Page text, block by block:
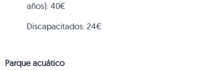
años): 40€
Discapacitados: 24€
Parque acuático